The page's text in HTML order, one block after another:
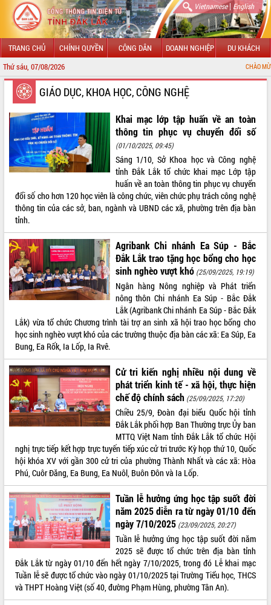
Vietnamese| English
TRANG CHỦ CHÍNH QUYỀN CÔNG DÂN DOANH NGHIỆP DU KHÁCH
Thứ sáu, 07/08/2026 CHÀO MỪNG ĐẾN VỚI
GIỚI THIỆU
LÃNH ĐẠO UBND TỈNH
TIN TỨC SỰ KIỆN
SỞ, BAN, NGÀNH
THÔNG TIN CHỈ ĐẠO ĐIỀU HÀNH
HỆ THỐNG VĂN BẢN
VĂN BẢN HĐND TỈNH
ĐIỂM TIN VĂN BẢN
VIDEO
GIÁO DỤC, KHOA HỌC, CÔNG NGHỆ
Khai mạc lớp tập huấn về an toàn
thông tin phục vụ chuyển đổi số
(01/10/2025, 09:45)
Sáng 1/10, Sở Khoa học và Công nghệ
tỉnh Đắk Lắk tổ chức khai mạc Lớp tập
huấn về an toàn thông tin phục vụ chuyển
đổi số cho hơn 120 học viên là công chức, viên chức phụ trách công nghệ
thông tin của các sở, ban, ngành và UBND các xã, phường trên địa bàn
tỉnh.
Agribank Chi nhánh Ea Súp - Bắc
Đắk Lắk trao tặng học bổng cho học
sinh nghèo vượt khó (25/09/2025, 19:19)
Ngân hàng Nông nghiệp và Phát triển
nông thôn Chi nhánh Ea Súp - Bắc Đắk
Lắk (Agribank Chi nhánh Ea Súp - Bắc Đắk
Lắk) vừa tổ chức Chương trình tài trợ an sinh xã hội trao học bổng cho
học sinh nghèo vượt khó của các trường thuộc địa bàn các xã: Ea Súp, Ea
Bung, Ea Rốk, Ia Lốp, Ia Rvê.
Cử tri kiến nghị nhiều nội dung về
phát triển kinh tế - xã hội, thực hiện
chế độ chính sách (25/09/2025, 17:20)
Chiều 25/9, Đoàn đại biểu Quốc hội tỉnh
Đắk Lắk phối hợp Ban Thường trực Ủy ban
MTTQ Việt Nam tỉnh Đắk Lắk tổ chức Hội
nghị trực tiếp kết hợp trực tuyến tiếp xúc cử tri trước Kỳ họp thứ 10, Quốc
hội khóa XV với gần 300 cử tri của phường Thành Nhất và các xã: Hòa
Phú, Cuôr Đăng, Ea Bung, Ea Nuôl, Buôn Đôn và Ia Lốp.
Tuần lễ hưởng ứng học tập suốt đời
năm 2025 diễn ra từ ngày 01/10 đến
ngày 7/10/2025 (23/09/2025, 20:27)
Tuần lễ hưởng ứng học tập suốt đời năm
2025 sẽ được tổ chức trên địa bàn tỉnh
Đắk Lắk từ ngày 01/10 đến hết ngày 7/10/2025, trong đó Lễ khai mạc
Tuần lễ sẽ được tổ chức vào ngày 01/10/2025 tại Trường Tiểu học, THCS
và THPT Hoàng Việt (số 40, đường Phạm Hùng, phường Tân An).